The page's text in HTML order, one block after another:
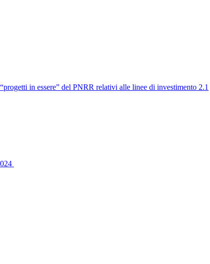
in essere” del PNRR relativi alle linee di investimento 2.1